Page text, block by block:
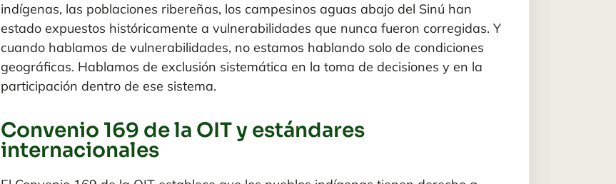
indígenas, las poblaciones ribereñas, los campesinos aguas abajo del Sinú han
estado expuestos históricamente a vulnerabilidades que nunca fueron corregidas. Y
cuando hablamos de vulnerabilidades, no estamos hablando solo de condiciones
geográficas. Hablamos de exclusión sistemática en la toma de decisiones y en la
participación dentro de ese sistema.
Convenio 169 de la OIT y estándares
internacionales